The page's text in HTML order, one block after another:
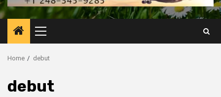
Primary
Menu
Home debut
debut